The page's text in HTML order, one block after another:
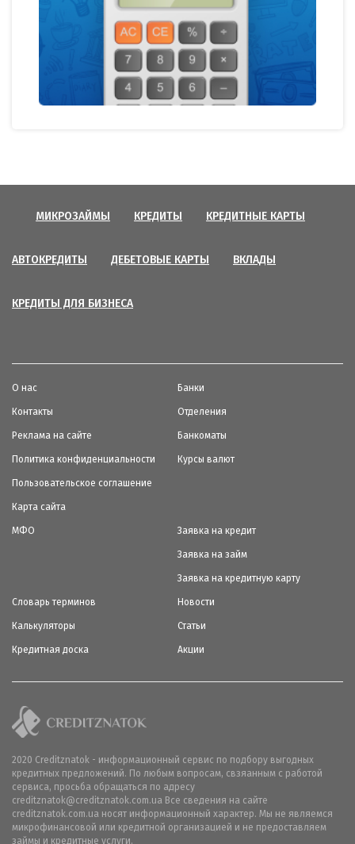
МИКРОЗАЙМЫ КРЕДИТЫ КРЕДИТНЫЕ КАРТЫ
АВТОКРЕДИТЫ ДЕБЕТОВЫЕ КАРТЫ ВКЛАДЫ
КРЕДИТЫ ДЛЯ БИЗНЕСА
О нас
Контакты
Реклама на сайте
Политика конфиденциальности
Пользовательское соглашение
Карта сайта
Банки
Отделения
Банкоматы
Курсы валют
МФО Заявка на кредит
Заявка на займ
Заявка на кредитную карту
Словарь терминов
Калькуляторы
Кредитная доска
Новости
Статьи
Акции
2020 Creditznatok - информационный сервис по подбору выгодных
кредитных предложений. По любым вопросам, свзяанным с работой
сервиса, просьба обращаться по адресу
creditznatok@creditznatok.com.ua Все сведения на сайте
creditznatok.com.ua носят информационный характер. Мы не являемся
микрофинансовой или кредитной организацией и не предоставляем
займы и кредитные услуги.